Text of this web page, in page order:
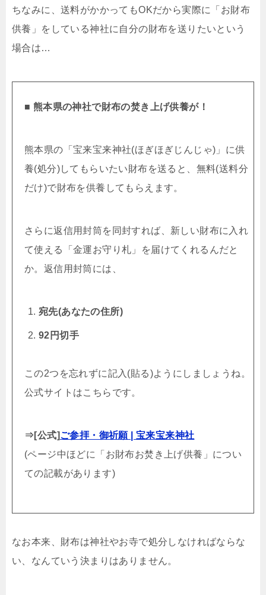
ちなみに、送料がかかってもOKだから実際に「お財布
供養」をしている神社に自分の財布を送りたいという
場合は…
■ 熊本県の神社で財布の焚き上げ供養が！
熊本県の「宝来宝来神社(ほぎほぎじんじゃ)」に供
養(処分)してもらいたい財布を送ると、無料(送料分
だけ)で財布を供養してもらえます。
さらに返信用封筒を同封すれば、新しい財布に入れ
て使える「金運お守り札」を届けてくれるんだと
か。返信用封筒には、
宛先(あなたの住所)
92円切手
この2つを忘れずに記入(貼る)ようにしましょうね。
公式サイトはこちらです。
⇒[公式]ご参拝・御祈願 | 宝来宝来神社
(ページ中ほどに「お財布お焚き上げ供養」につい
ての記載があります)
なお本来、財布は神社やお寺で処分しなければならな
い、なんていう決まりはありません。